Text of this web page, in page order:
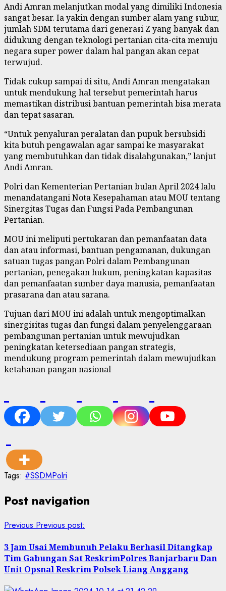
Andi Amran melanjutkan modal yang dimiliki Indonesia
sangat besar. Ia yakin dengan sumber alam yang subur,
jumlah SDM terutama dari generasi Z yang banyak dan
didukung dengan teknologi pertanian cita-cita menuju
negara super power dalam hal pangan akan cepat
terwujud.
Tidak cukup sampai di situ, Andi Amran mengatakan
untuk mendukung hal tersebut pemerintah harus
memastikan distribusi bantuan pemerintah bisa merata
dan tepat sasaran.
“Untuk penyaluran peralatan dan pupuk bersubsidi
kita butuh pengawalan agar sampai ke masyarakat
yang membutuhkan dan tidak disalahgunakan,” lanjut
Andi Amran.
Polri dan Kementerian Pertanian bulan April 2024 lalu
menandatangani Nota Kesepahaman atau MOU tentang
Sinergitas Tugas dan Fungsi Pada Pembangunan
Pertanian.
MOU ini meliputi pertukaran dan pemanfaatan data
dan atau informasi, bantuan pengamanan, dukungan
satuan tugas pangan Polri dalam Pembangunan
pertanian, penegakan hukum, peningkatan kapasitas
dan pemanfaatan sumber daya manusia, pemanfaatan
prasarana dan atau sarana.
Tujuan dari MOU ini adalah untuk mengoptimalkan
sinergisitas tugas dan fungsi dalam penyelenggaraan
pembangunan pertanian untuk mewujudkan
peningkatan ketersediaan pangan strategis,
mendukung program pemerintah dalam mewujudkan
ketahanan pangan nasional
Tags: #SSDMPolri
Post navigation
Previous Previous post:
3 Jam Usai Membunuh Pelaku Berhasil Ditangkap
Tim Gabungan Sat ReskrimPolres Banjarbaru Dan
Unit Opsnal Reskrim Polsek Liang Anggang